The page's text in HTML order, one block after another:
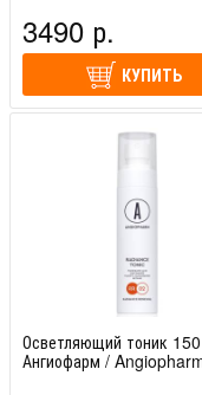
3490 р.
КУПИТЬ
Осветляющий тоник
Ангиофарм /